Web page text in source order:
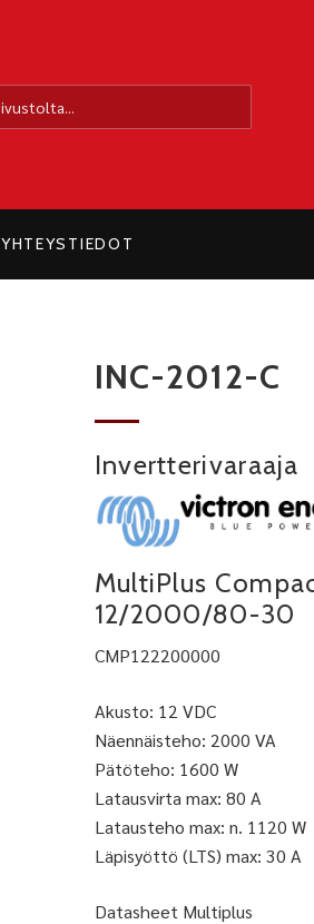
YHTEYSTIEDOT
INC-2012-C
Invertterivaraaja
MultiPlus
12/2000/80-30
CMP122200000
Akusto: 12 VDC
Näennäisteho: 2000 VA
Pätöteho: 1600 W
Latausvirta max: 80 A
Latausteho max: n. 1120 W
Läpisyöttö (LTS) max: 30 A
Datasheet Multiplus